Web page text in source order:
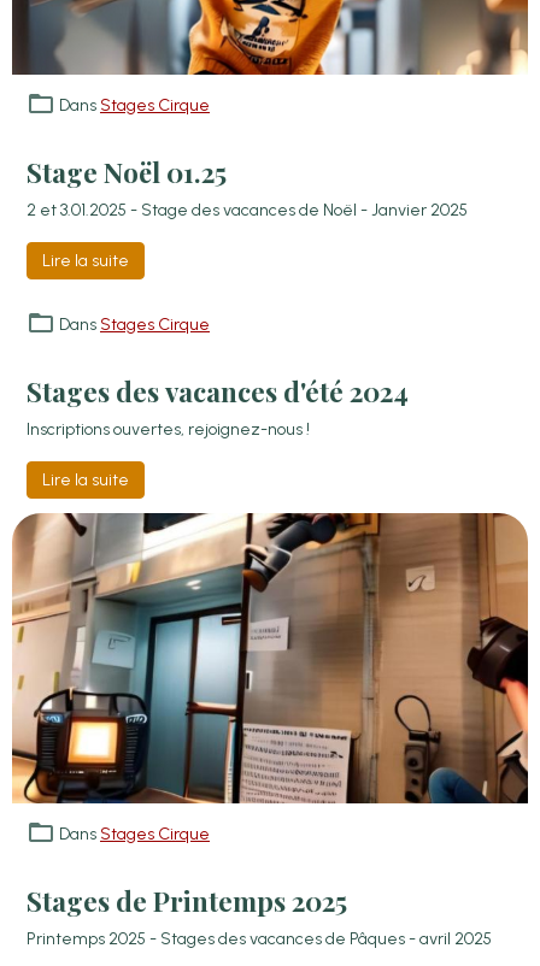
Dans Stages Cirque
Stage Noël 01.25
2 et 3.01.2025 - Stage des vacances de Noël - Janvier 2025
Lire la suite
Dans Stages Cirque
Stages des vacances d'été 2024
Inscriptions ouvertes, rejoignez-nous !
Lire la suite
Dans Stages Cirque
Stages de Printemps 2025
Printemps 2025 - Stages des vacances de Pâques - avril 2025